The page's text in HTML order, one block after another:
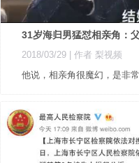
31岁海归男猛怼相亲角：
2018/03/29
| 作者 梨视频
他说，相亲角很魔幻，是非